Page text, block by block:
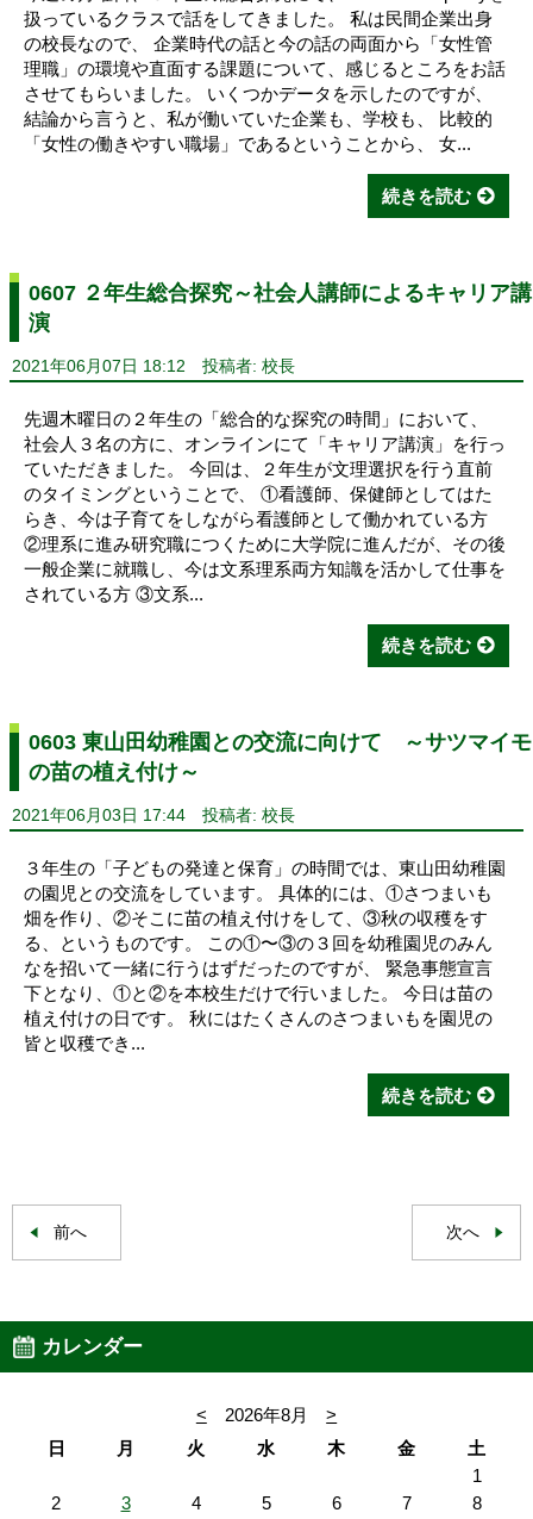
扱っているクラスで話をしてきました。 私は民間企業出身
の校長なので、 企業時代の話と今の話の両面から「女性管
理職」の環境や直面する課題について、感じるところをお話
させてもらいました。 いくつかデータを示したのですが、
結論から言うと、私が働いていた企業も、学校も、 比較的
「女性の働きやすい職場」であるということから、 女...
続きを読む
0607 ２年生総合探究～社会人講師によるキャリア講
演
2021年06月07日 18:12 投稿者: 校長
先週木曜日の２年生の「総合的な探究の時間」において、
社会人３名の方に、オンラインにて「キャリア講演」を行っ
ていただきました。 今回は、２年生が文理選択を行う直前
のタイミングということで、 ①看護師、保健師としてはた
らき、今は子育てをしながら看護師として働かれている方
②理系に進み研究職につくために大学院に進んだが、その後
一般企業に就職し、今は文系理系両方知識を活かして仕事を
されている方 ③文系...
続きを読む
0603 東山田幼稚園との交流に向けて ～サツマイモ
の苗の植え付け～
2021年06月03日 17:44 投稿者: 校長
３年生の「子どもの発達と保育」の時間では、東山田幼稚園
の園児との交流をしています。 具体的には、①さつまいも
畑を作り、②そこに苗の植え付けをして、③秋の収穫をす
る、というものです。 この①〜③の３回を幼稚園児のみん
なを招いて一緒に行うはずだったのですが、 緊急事態宣言
下となり、①と②を本校生だけで行いました。 今日は苗の
植え付けの日です。 秋にはたくさんのさつまいもを園児の
皆と収穫でき...
続きを読む
前へ 次へ
カレンダー
< 2026年8月
>
日
月 火 水 木 金
土
1
2
3 4 5 6 7
8